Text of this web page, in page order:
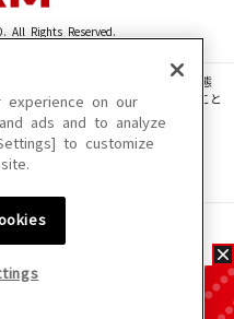
All Rights Reserved.
・写真・動画・音声等を、手段や形態
で複製、転載、ファイル化などすること
だけない場合があります。
になる場合があります。
experience on our
ads and to analyze
to customize